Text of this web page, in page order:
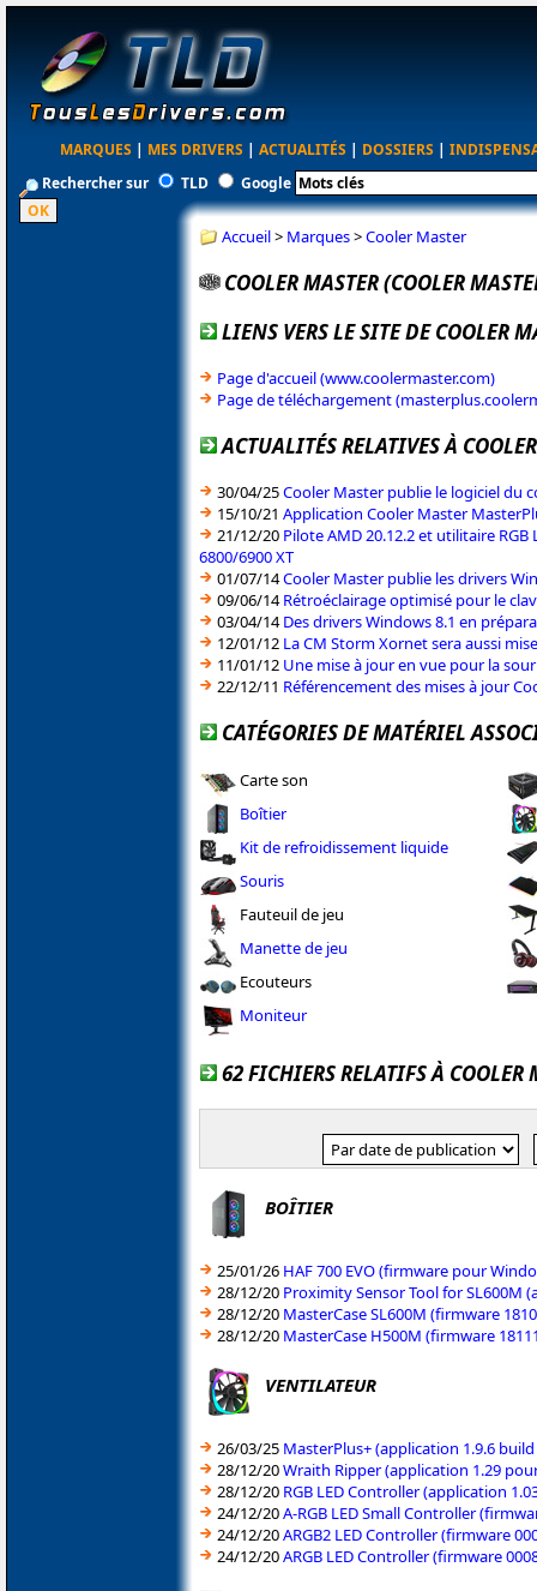
MARQUES | MES DRIVERS | ACTUALITÉS | DOSSIERS |
Rechercher sur
TLD Google
Accueil> Marques>Cooler Master
COOLER MASTER (COOLER
LIENS VERS LE SITE DE COOLER
Page d'accueil (www.coolermaster.com)
Page de téléchargement
ACTUALITÉS RELATIVES À
30/04/25Cooler Master publie le logiciel du
15/10/21 Application Cooler Master
21/12/20 Pilote AMD 20.12.2 et utilitaire RGB
6800/6900 XT
01/07/14Cooler Master publie les drivers
09/06/14Rétroéclairage optimisé pour le
03/04/14Des drivers Windows 8.1 en
12/01/12 La CM Storm Xornet sera aussi
11/01/12 Une mise à jour en vue pour la
22/12/11 Référencement des mises à jour
CATÉGORIES DE MATÉRIEL
Carte son
Boîtier
Kit de refroidissement liquide
Souris
Fauteuil de jeu
Manette de jeu
Ecouteurs
Moniteur
62 FICHIERS RELATIFS À COOLER
BOÎTIER
25/01/26 HAF 700 EVO (firmware pour
28/12/20 Proximity Sensor Tool for SL600M
28/12/20 MasterCase SL600M (firmware
28/12/20 MasterCase H500M (firmware
VENTILATEUR
26/03/25 MasterPlus+ (application 1.9.6
28/12/20Wraith Ripper (application 1.29
28/12/20 RGB LED Controller (application
24/12/20A-RGB LED Small Controller
24/12/20ARGB2 LED Controller (firmware
24/12/20ARGB LED Controller (firmware